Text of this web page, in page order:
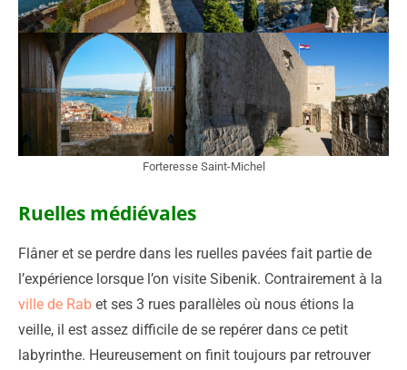
Forteresse Saint-Michel
Ruelles médiévales
Flâner et se perdre dans les ruelles pavées fait partie de
l’expérience lorsque l’on visite Sibenik. Contrairement à la
ville de Rab et ses 3 rues parallèles où nous étions la
veille, il est assez difficile de se repérer dans ce petit
labyrinthe. Heureusement on finit toujours par retrouver